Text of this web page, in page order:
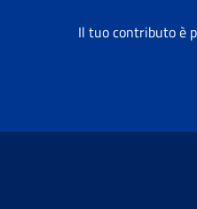
Il tuo contributo è